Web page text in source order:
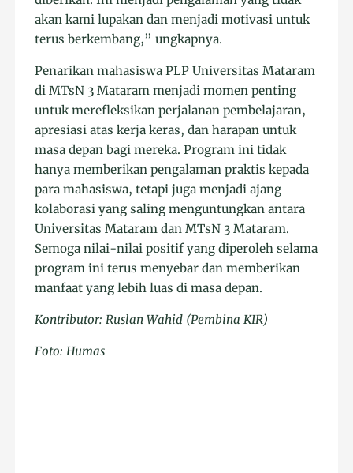
akan kami lupakan dan menjadi motivasi untuk
terus berkembang,” ungkapnya.
Penarikan mahasiswa PLP Universitas Mataram
di MTsN 3 Mataram menjadi momen penting
untuk merefleksikan perjalanan pembelajaran,
apresiasi atas kerja keras, dan harapan untuk
masa depan bagi mereka. Program ini tidak
hanya memberikan pengalaman praktis kepada
para mahasiswa, tetapi juga menjadi ajang
kolaborasi yang saling menguntungkan antara
Universitas Mataram dan MTsN 3 Mataram.
Semoga nilai-nilai positif yang diperoleh selama
program ini terus menyebar dan memberikan
manfaat yang lebih luas di masa depan.
Kontributor: Ruslan Wahid (Pembina KIR)
Foto: Humas